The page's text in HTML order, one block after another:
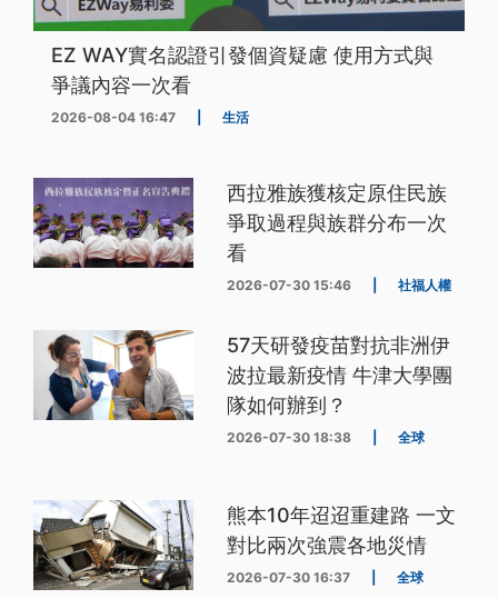
EZ WAY實名認證引發個資疑慮 使用方式與
爭議內容一次看
2026-08-04 16:47 生活
西拉雅族獲核定原住民族
爭取過程與族群分布一次
看
2026-07-30 15:46 社福人權
57天研發疫苗對抗非洲伊
波拉最新疫情 牛津大學團
隊如何辦到？
2026-07-30 18:38 全球
熊本10年迢迢重建路 一文
對比兩次強震各地災情
2026-07-30 16:37 全球